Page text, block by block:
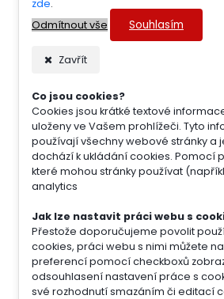
zde.
Odmítnout vše
Souhlasím
Zavřít
Co jsou cookies?
Cookies jsou krátké textové
uloženy ve Vašem prohlížeči. Tyto
používají všechny webové stránky a
dochází k ukládání cookies. Pomocí
které mohou stránky používat
analytics
Jak lze nastavit práci webu s
Přestože doporučujeme povolit
cookies, práci webu s nimi můžete
preferencí pomocí checkboxů
odsouhlasení nastavení práce s
své rozhodnutí smazáním či editací